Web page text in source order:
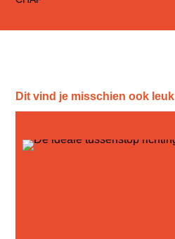
Dit vind je misschien ook leuk